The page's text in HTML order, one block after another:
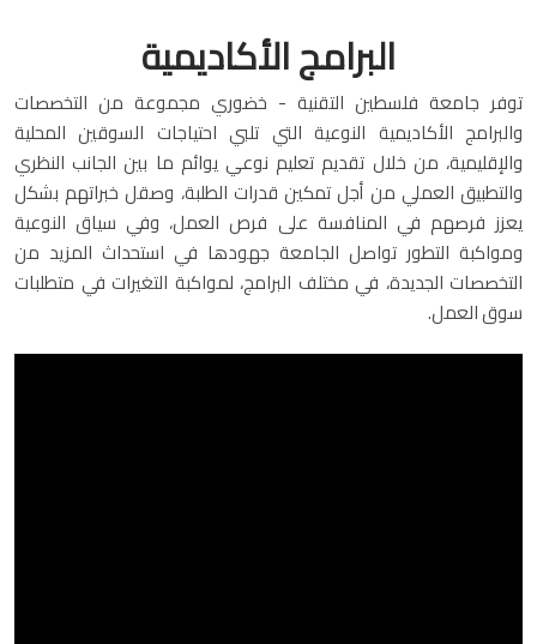
البرامج الأكاديمية
توفر جامعة فلسطين التقنية - خضوري مجموعة من التخصصات
والبرامج الأكاديمية النوعية التي تلبي احتياجات السوقين المحلية
والإقليمية، من خلال تقديم تعليم نوعي يوائم ما بين الجانب النظري
والتطبيق العملي من أجل تمكين قدرات الطلبة، وصقل خبراتهم بشكل
يعزز فرصهم في المنافسة على فرص العمل، وفي سياق النوعية
ومواكبة التطور تواصل الجامعة جهودها في استحداث المزيد من
التخصصات الجديدة، في مختلف البرامج، لمواكبة التغيرات في متطلبات
سوق العمل.